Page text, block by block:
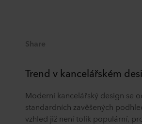
Share
Trend v kancelářském
Moderní kancelářský design se
standardních zavěšených
vzhled již není tolik populární,